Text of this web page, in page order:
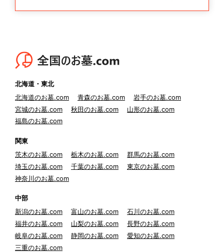
北海道・東北
北海道のお墓.com
青森のお墓.com
岩手のお墓.com
宮城のお墓.com
秋田のお墓.com
山形のお墓.com
福島のお墓.com
関東
茨木のお墓.com
栃木のお墓.com
群馬のお墓.com
埼玉のお墓.com
千葉のお墓.com
東京のお墓.com
神奈川のお墓.com
中部
新潟のお墓.com
富山のお墓.com
石川のお墓.com
福井のお墓.com
山梨のお墓.com
長野のお墓.com
岐阜のお墓.com
静岡のお墓.com
愛知のお墓.com
三重のお墓.com